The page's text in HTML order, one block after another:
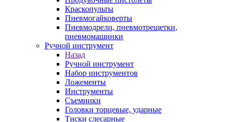
Краскопульты
Пневмогайковерты
Пневмодрели, пневмотрещетки,
пневмомашинки
Ручной инструмент
Назад
Ручной инструмент
Набор инструментов
Ложементы
Инструменты
Съемники
Головки торцевые, ударные
Тиски слесарные